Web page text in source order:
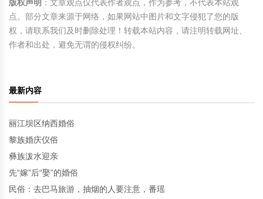
版权声明 ：文章观点仅代表作者观点，作为参考，不代表本站观
点。部分文章来源于网络，如果网站中图片和文字侵犯了您的版
权，请联系我们及时删除处理！转载本站内容，请注明转载网址、
作者和出处，避免无谓的侵权纠纷。
最新内容
丽江坝区纳西婚俗
黎族婚庆仪俗
彝族泼水迎亲
先“嫁”后“娶”的婚俗
民俗：去巴马旅游，抽烟的人要注意，番瑶